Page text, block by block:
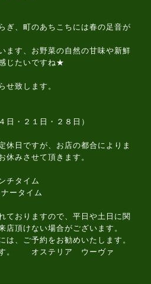
、町のあちこちには春の足音が
ます、お野菜の自然の甘味や新鮮
じたいですね★
致します。
・２１日・２８日）
ですが、お店の都合によりま
みさせて頂きます。
タイム
ータイム
ておりますので、平日や土日に関
店頂けない場合がございます。
、ご予約をお勧めいたします。
。 オステリア ウーヴァ